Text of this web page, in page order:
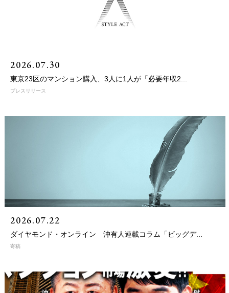
2026.07.30
東京23区のマンション購入、3人に1人が「必要年収2...
プレスリリース
2026.07.22
ダイヤモンド・オンライン 沖有人連載コラム「ビッグデ...
寄稿